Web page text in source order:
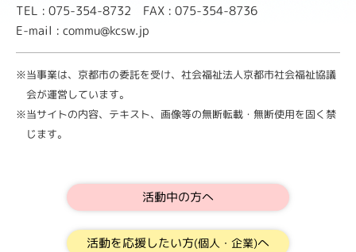
TEL : 075-354-8732 FAX : 075-354-8736
E-mail : commu@kcsw.jp
※当事業は、京都市の委託を受け、社会福祉法人京都市社会福祉協議
会が運営しています。
※当サイトの内容、テキスト、画像等の無断転載・無断使用を固く禁
じます。
活動中の方へ
活動を応援したい方(個人・企業)へ